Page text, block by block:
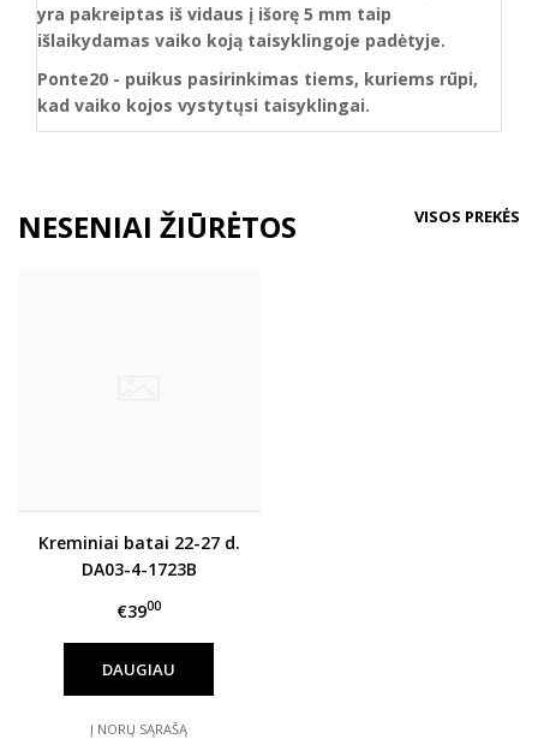
yra pakreiptas iš vidaus į išorę 5 mm taip
išlaikydamas vaiko koją taisyklingoje padėtyje.
Ponte20 - puikus pasirinkimas tiems, kuriems rūpi,
kad vaiko kojos vystytųsi taisyklingai.
NESENIAI ŽIŪRĖTOS VISOS PREKĖS
Kreminiai batai 22-27 d.
DA03-4-1723B
€3900
DAUGIAU
Į NORŲ SĄRAŠĄ